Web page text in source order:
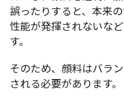
誤ったりすると、本来
性能が発揮されないな
す。
そのため、顔料はバラ
される必要があります。